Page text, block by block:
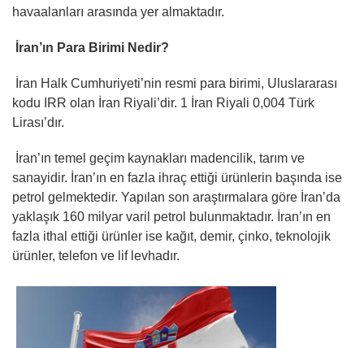
havaalanları arasında yer almaktadır.
İran’ın Para Birimi Nedir?
İran Halk Cumhuriyeti’nin resmi para birimi, Uluslararası
kodu IRR olan İran Riyali’dir. 1 İran Riyali 0,004 Türk
Lirası’dır.
İran’ın temel geçim kaynakları madencilik, tarım ve
sanayidir. İran’ın en fazla ihraç ettiği ürünlerin başında ise
petrol gelmektedir. Yapılan son araştırmalara göre İran’da
yaklaşık 160 milyar varil petrol bulunmaktadır. İran’ın en
fazla ithal ettiği ürünler ise kağıt, demir, çinko, teknolojik
ürünler, telefon ve lif levhadır.